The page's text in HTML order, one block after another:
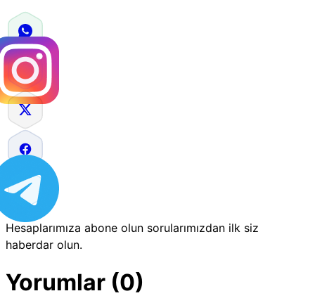
Hesaplarımıza abone olun sorularımızdan ilk siz
haberdar olun.
Yorumlar (0)